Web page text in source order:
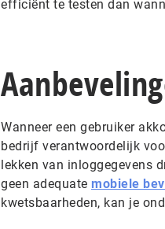
efficiënt te testen dan
Wanneer een gebruiker
bedrijf verantwoordelijk
lekken van inloggegevens
geen adequate mobiele
kwetsbaarheden, kan je